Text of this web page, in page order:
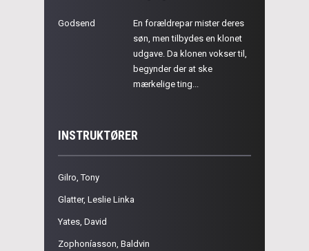
Godsend
En forældrepar mister deres
søn, men tilbydes en klonet
udgave. Da klonen vokser til,
begynder der at ske
mærkelige ting...
INSTRUKTØRER
Gilro, Tony
Glatter, Leslie Linka
Yates, David
Zophoníasson, Baldvin